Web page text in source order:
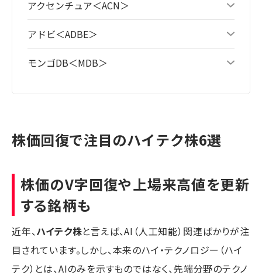
アクセンチュア＜ACN＞
アドビ＜ADBE＞
モンゴDB＜MDB＞
株価回復で注目のハイテク株6選
株価のV字回復や上場来高値を更新
する銘柄も
近年、ハイテク株と言えば、AI（人工知能）関連ばかりが注
目されています。しかし、本来のハイ・テクノロジー（ハイ
テク）とは、AIのみを示すものではなく、先端分野のテクノ